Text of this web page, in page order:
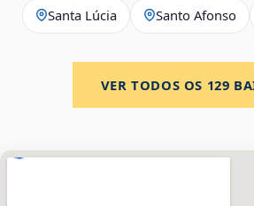
Santa Lúcia Santo Afonso
VER TODOS OS 129